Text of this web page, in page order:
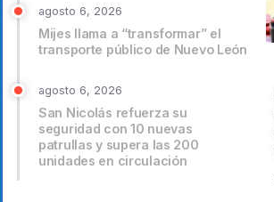
agosto 6, 2026
Mijes llama a “transformar” el
transporte público de Nuevo León
agosto 6, 2026
San Nicolás refuerza su
seguridad con 10 nuevas
patrullas y supera las 200
unidades en circulación